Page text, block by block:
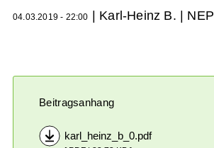
Archiv
04.03.2019 - 22:00 | Karl-Heinz B. | NEP
Beitragsanhang
karl_heinz_b_0.pdf